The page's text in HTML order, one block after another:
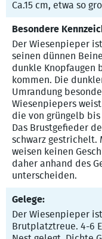
Ca.15 cm, etwa so
Besondere
Der Wiesenpieper
seinen dünnen
dunkle Knopfaugen
kommen. Die
Umrandung
Wiesenpiepers
die von grüngelb
Das Brustgefieder
schwarz gestrichelt.
weisen keinen
daher anhand des
unterscheiden.
Gelege:
Der Wiesenpieper
Brutplatztreue. 4-6